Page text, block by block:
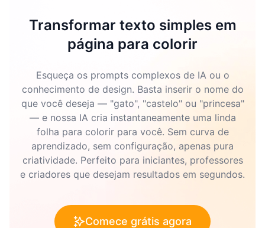
Transformar texto simples em
página para colorir
Esqueça os prompts complexos de IA ou o
conhecimento de design. Basta inserir o nome do
que você deseja — "gato", "castelo" ou "princesa"
— e nossa IA cria instantaneamente uma linda
folha para colorir para você. Sem curva de
aprendizado, sem configuração, apenas pura
criatividade. Perfeito para iniciantes, professores
e criadores que desejam resultados em segundos.
Comece grátis agora